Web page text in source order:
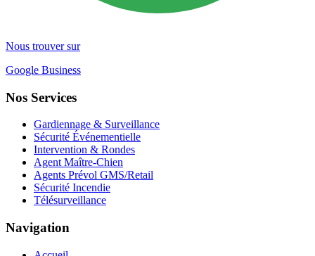
Nous trouver sur
Google Business
Nos Services
Gardiennage & Surveillance
Sécurité Événementielle
Intervention & Rondes
Agent Maître-Chien
Agents Prévol GMS/Retail
Sécurité Incendie
Télésurveillance
Navigation